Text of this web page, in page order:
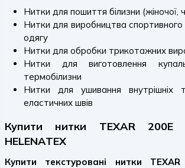
Нитки для пошиття білизни (жіночої,
Нитки для виробництва спортивного
одягу
Нитки для обробки трикотажних
Нитки для виготовлення
термобілизни
Нитки для ушивання внутрішніх
еластичних швів
Купити нитки TEXAR
HELENATEX
Купити текстуровані нитки TEXAR